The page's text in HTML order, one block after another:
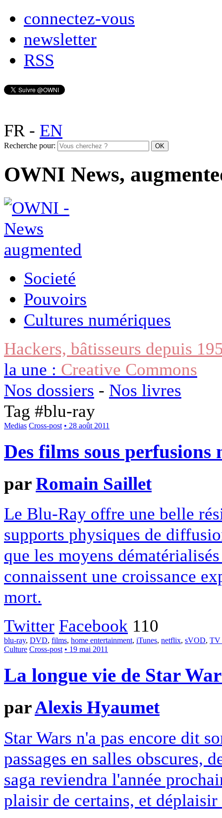
connectez-vous
newsletter
RSS
FR- EN
Recherche pour:
OWNI News,
Societé
Pouvoirs
Cultures numériques
Hackers, bâtisseurs depuis
la une : Creative Commons
Nos dossiers - Nos livres
Tag #blu-ray
Medias Cross-post • 28 août 2011
Des films sous perfusions
parRomain Saillet
Le Blu-Ray offre une belle
supports physiques de
que les moyens
connaissent une croissance
mort.
Twitter Facebook 110
blu-ray, DVD, films, home entertainment, iTunes, netflix, sVOD, TV
Culture Cross-post • 19 mai 2011
La longue vie de Star
parAlexis Hyaumet
Star Wars n'a pas encore dit
passages en salles obscures,
saga reviendra l'année
plaisir de certains, et déplaisir